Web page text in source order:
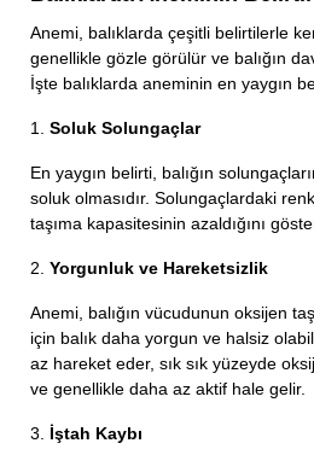
Anemi, balıklarda çeşitli belirtilerle
genellikle gözle görülür ve balığın
İşte balıklarda aneminin en yaygın
1. Soluk Solungaçlar
En yaygın belirti, balığın
soluk olmasıdır. Solungaçlardaki
taşıma kapasitesinin azaldığını
2. Yorgunluk ve Hareketsizlik
Anemi, balığın vücudunun oksijen
için balık daha yorgun ve halsiz
az hareket eder, sık sık yüzeyde
ve genellikle daha az aktif hale gelir.
3. İştah Kaybı